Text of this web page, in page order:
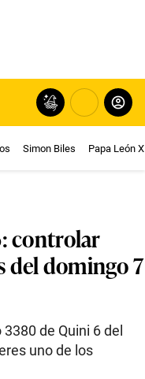
Simon Biles Papa León
controlar
del domingo 7
de Quini 6 del
uno de los